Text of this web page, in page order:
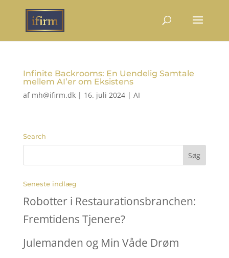
Infinite Backrooms: En Uendelig Samtale
mellem AI’er om Eksistens
af mh@ifirm.dk| 16. juli 2024| AI
Search
Seneste indlæg
Robotter i Restaurationsbranchen:
Fremtidens Tjenere?
Julemanden og Min Våde Drøm